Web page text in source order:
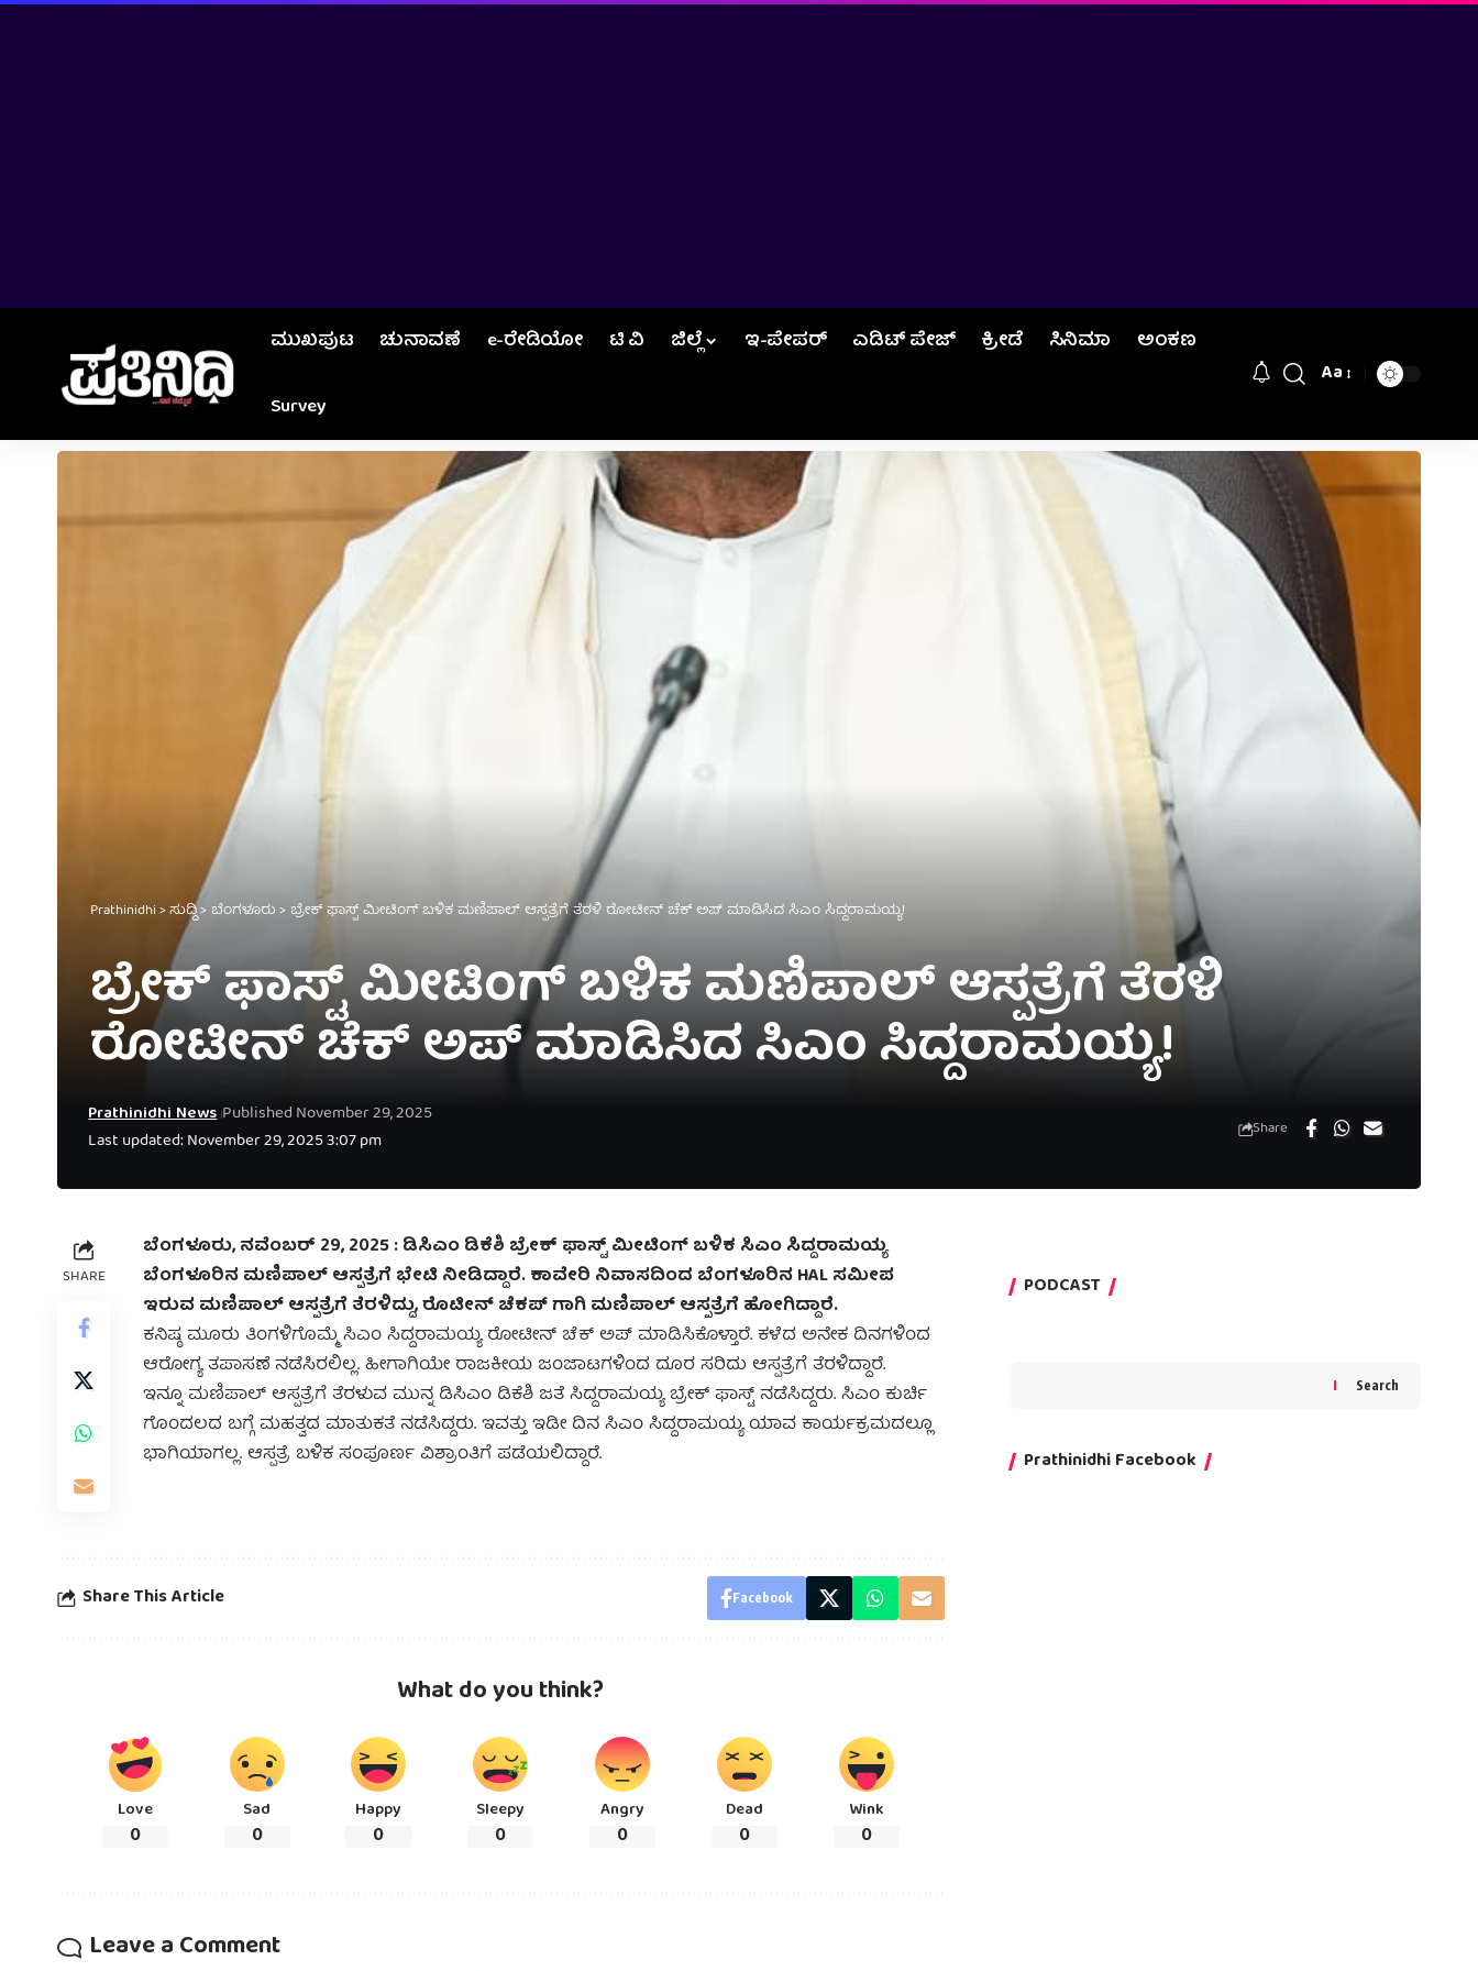
ಮುಖಪುಟ ಚುನಾವಣೆ e-ರೇಡಿಯೋ ಟಿ ವಿ ಜಿಲ್ಲೆ ಇ-ಪೇಪರ್ ಎಡಿಟ್‌ ಪೇಜ್‌ ಕ್ರೀಡೆ ಸಿನಿಮಾ ಅಂಕಣ
Survey
Aa
Prathinidhi>ಸುದ್ದಿ> ಬೆಂಗಳೂರು> ಬ್ರೇಕ್ ಫಾಸ್ಟ್ ಮೀಟಿಂಗ್ ಬಳಿಕ ಮಣಿಪಾಲ್ ಆಸ್ಪತ್ರೆಗೆ ತೆರಳಿ ರೋಟೀನ್ ಚೆಕ್ ಅಪ್ ಮಾಡಿಸಿದ ಸಿಎಂ ಸಿದ್ದರಾಮಯ್ಯ!
ಬ್ರೇಕ್ ಫಾಸ್ಟ್ ಮೀಟಿಂಗ್ ಬಳಿಕ ಮಣಿಪಾಲ್ ಆಸ್ಪತ್ರೆಗೆ ತೆರಳಿ
ರೋಟೀನ್ ಚೆಕ್ ಅಪ್ ಮಾಡಿಸಿದ ಸಿಎಂ ಸಿದ್ದರಾಮಯ್ಯ!
Last updated: November 29, 2025 3:07 pm
Prathinidhi News Published November 29, 2025 Share
SHARE
ಬೆಂಗಳೂರು, ನವೆಂಬರ್‌ 29, 2025 : ಡಿಸಿಎಂ ಡಿಕೆಶಿ ಬ್ರೇಕ್ ಫಾಸ್ಟ್ ಮೀಟಿಂಗ್ ಬಳಿಕ ಸಿಎಂ ಸಿದ್ದರಾಮಯ್ಯ
ಬೆಂಗಳೂರಿನ ಮಣಿಪಾಲ್ ಆಸ್ಪತ್ರೆಗೆ ಭೇಟಿ ನೀಡಿದ್ದಾರೆ. ಕಾವೇರಿ ನಿವಾಸದಿಂದ ಬೆಂಗಳೂರಿನ HAL ಸಮೀಪ
ಇರುವ ಮಣಿಪಾಲ್ ಆಸ್ಪತ್ರೆಗೆ ತೆರಳಿದ್ದು, ರೊಟೀನ್ ಚೆಕಪ್ ಗಾಗಿ ಮಣಿಪಾಲ್ ಆಸ್ಪತ್ರೆಗೆ ಹೋಗಿದ್ದಾರೆ.
ಕನಿಷ್ಠ ಮೂರು ತಿಂಗಳಿಗೊಮ್ಮೆ ಸಿಎಂ ಸಿದ್ದರಾಮಯ್ಯ ರೋಟೀನ್ ಚೆಕ್ ಅಪ್ ಮಾಡಿಸಿಕೊಳ್ತಾರೆ. ಕಳೆದ ಅನೇಕ ದಿನಗಳಿಂದ
ಆರೋಗ್ಯ ತಪಾಸಣೆ ನಡೆಸಿರಲಿಲ್ಲ. ಹೀಗಾಗಿಯೇ ರಾಜಕೀಯ ಜಂಜಾಟಗಳಿಂದ ದೂರ ಸರಿದು ಆಸ್ಪತ್ರೆಗೆ ತೆರಳಿದ್ದಾರೆ.
ಇನ್ನೂ ಮಣಿಪಾಲ್ ಆಸ್ಪತ್ರೆಗೆ ತೆರಳುವ ಮುನ್ನ ಡಿಸಿಎಂ ಡಿಕೆಶಿ ಜತೆ ಸಿದ್ದರಾಮಯ್ಯ ಬ್ರೇಕ್ ಫಾಸ್ಟ್ ನಡೆಸಿದ್ದರು. ಸಿಎಂ ಕುರ್ಚಿ
ಗೊಂದಲದ ಬಗ್ಗೆ ಮಹತ್ವದ ಮಾತುಕತೆ ನಡೆಸಿದ್ದರು. ಇವತ್ತು ಇಡೀ ದಿನ ಸಿಎಂ ಸಿದ್ದರಾಮಯ್ಯ ಯಾವ ಕಾರ್ಯಕ್ರಮದಲ್ಲೂ
ಭಾಗಿಯಾಗಲ್ಲ. ಆಸ್ಪತ್ರೆ ಬಳಿಕ ಸಂಪೂರ್ಣ ವಿಶ್ರಾಂತಿಗೆ ಪಡೆಯಲಿದ್ದಾರೆ.
Share This Article Facebook
What do you think?
Love
0
Sad
0
Happy
0
Sleepy
0
Angry
0
Dead
0
Wink
0
Leave a Comment
PODCAST
Search
Prathinidhi Facebook